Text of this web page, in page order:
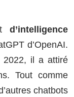
d’intelligence
d’OpenAI.
2022, il a attiré
Tout comme
chatbots